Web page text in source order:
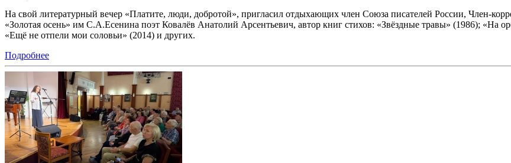
На свой литературный вечер «Платите, люди, добротой», пригласил отдыхающих член Союза писателей России, Член-
«Золотая осень» им С.А.Есенина поэт Ковалёв Анатолий Арсентьевич, автор книг стихов: «Звёздные травы» (1986); «На
«Ещё не отпели мои соловьи» (2014) и других.
Подробнее